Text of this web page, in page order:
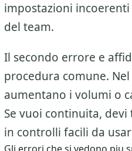
impostazioni
del team.
Il secondo errore e
procedura comune.
aumentano i volumi o
Se vuoi continuita,
in controlli facili da